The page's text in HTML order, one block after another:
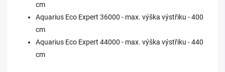
cm
Aquarius Eco Expert 36000 - max. výška výstřiku - 400
cm
Aquarius Eco Expert 44000 - max. výška výstřiku - 440
cm